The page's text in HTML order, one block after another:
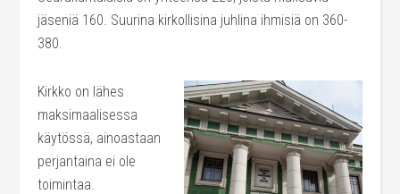
jäseniä 160. Suurina kirkollisina juhlina ihmisiä on 360-
380.
Kirkko on lähes
maksimaalisessa
käytössä, ainoastaan
perjantaina ei ole
toimintaa.